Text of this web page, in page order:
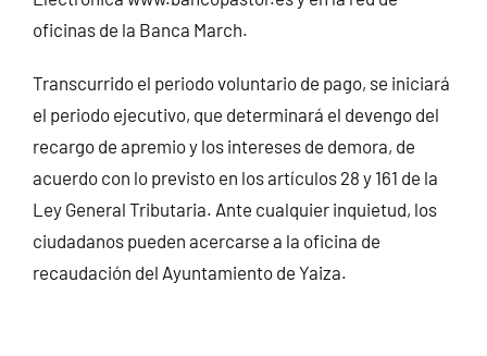
oficinas de la Banca March.
Transcurrido el periodo voluntario de pago, se iniciará
el periodo ejecutivo, que determinará el devengo del
recargo de apremio y los intereses de demora, de
acuerdo con lo previsto en los artículos 28 y 161 de la
Ley General Tributaria. Ante cualquier inquietud, los
ciudadanos pueden acercarse a la oficina de
recaudación del Ayuntamiento de Yaiza.